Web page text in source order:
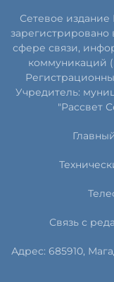
Сетевое издание
сфере связи,
коммуникаций
Учредитель:
"Рассвет
Связь с
Адрес: 685910,